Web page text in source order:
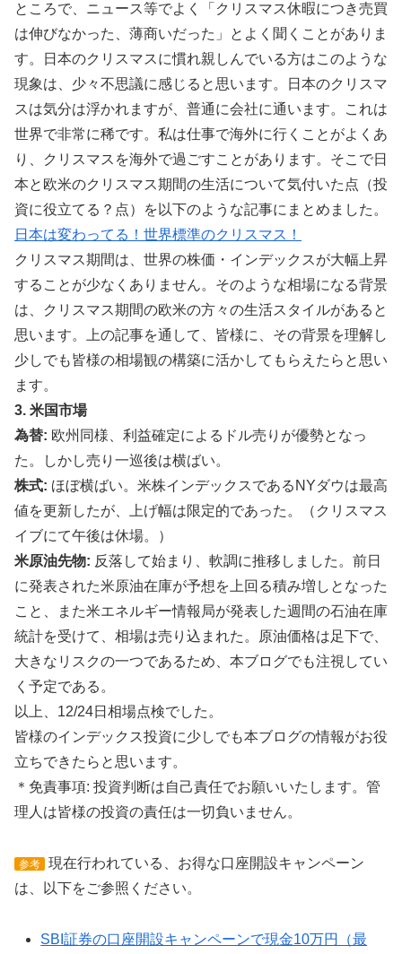
ところで、ニュース等でよく「クリスマス休暇につき売買
は伸びなかった、薄商いだった」とよく聞くことがありま
す。日本のクリスマスに慣れ親しんでいる方はこのような
現象は、少々不思議に感じると思います。日本のクリスマ
スは気分は浮かれますが、普通に会社に通います。これは
世界で非常に稀です。私は仕事で海外に行くことがよくあ
り、クリスマスを海外で過ごすことがあります。そこで日
本と欧米のクリスマス期間の生活について気付いた点（投
資に役立てる？点）を以下のような記事にまとめました。
日本は変わってる！世界標準のクリスマス！
クリスマス期間は、世界の株価・インデックスが大幅上昇
することが少なくありません。そのような相場になる背景
は、クリスマス期間の欧米の方々の生活スタイルがあると
思います。上の記事を通して、皆様に、その背景を理解し
少しでも皆様の相場観の構築に活かしてもらえたらと思い
ます。
3. 米国市場
為替: 欧州同様、利益確定によるドル売りが優勢となっ
た。しかし売り一巡後は横ばい。
株式: ほぼ横ばい。米株インデックスであるNYダウは最高
値を更新したが、上げ幅は限定的であった。（クリスマス
イブにて午後は休場。）
米原油先物: 反落して始まり、軟調に推移しました。前日
に発表された米原油在庫が予想を上回る積み増しとなった
こと、また米エネルギー情報局が発表した週間の石油在庫
統計を受けて、相場は売り込まれた。原油価格は足下で、
大きなリスクの一つであるため、本ブログでも注視してい
く予定である。
以上、12/24日相場点検でした。
皆様のインデックス投資に少しでも本ブログの情報がお役
立ちできたらと思います。
＊免責事項: 投資判断は自己責任でお願いいたします。管
理人は皆様の投資の責任は一切負いません。
参考
現在行われている、お得な口座開設キャンペーン
は、以下をご参照ください。
SBI証券の口座開設キャンペーンで現金10万円（最